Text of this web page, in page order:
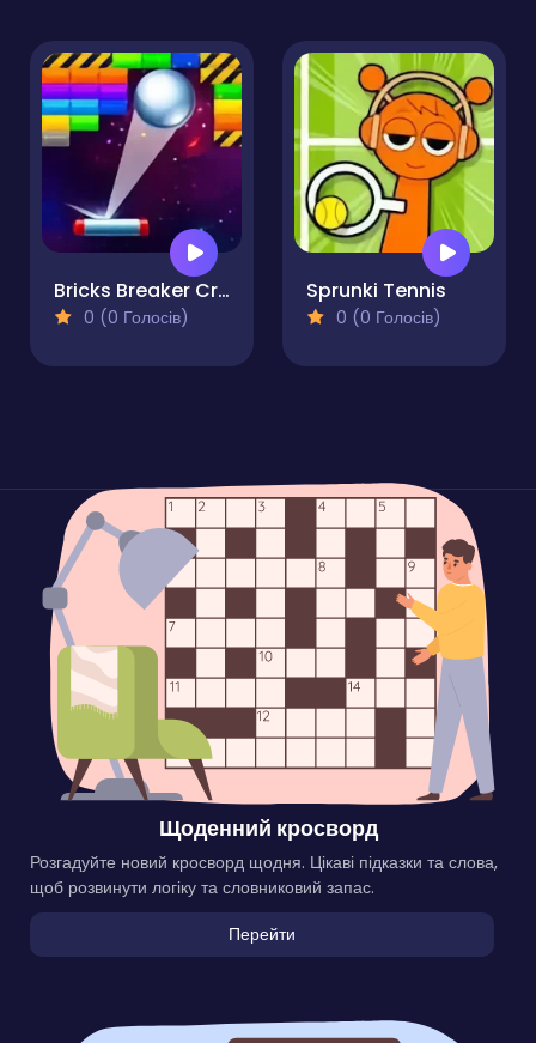
Bricks Breaker Crush Quest
0 (0 Голосів)
Sprunki Tennis
0 (0 Голосів)
Щоденний кросворд
Розгадуйте новий кросворд щодня. Цікаві підказки та слова,
щоб розвинути логіку та словниковий запас.
Перейти